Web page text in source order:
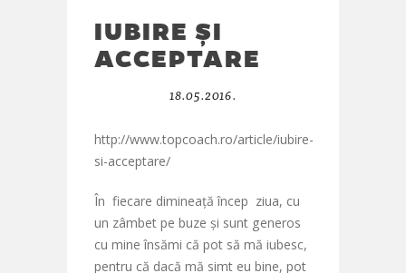
IUBIRE ȘI
ACCEPTARE
18.05.2016.
http://www.topcoach.ro/article/iubire-
si-acceptare/
În fiecare dimineață încep ziua, cu
un zâmbet pe buze și sunt generos
cu mine însămi că pot să mă iubesc,
pentru că dacă mă simt eu bine, pot